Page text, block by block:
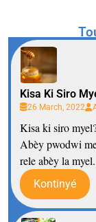
Kisa Ki Siro
26 March, 2022
Kisa ki siro
Abèy pwodwi
rele abèy la
Kontinyé